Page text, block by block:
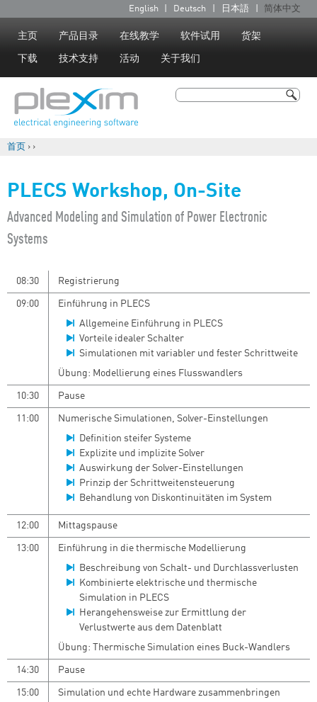
Jump to navigation
语
言
English Deutsch 日本語 简体中文
主页 产品目录 在线教学 软件试用 货架
下载 技术支持 活动 关于我们
搜索
首页 › ›
PLECS Workshop, On-Site
​Advanced Modeling and Simulation of Power Electronic
Systems
08:30 Registrierung
09:00
Einführung in PLECS
Allgemeine Einführung in PLECS
Vorteile idealer Schalter
Simulationen mit variabler und fester Schrittweite
Übung: Modellierung eines Flusswandlers
10:30 Pause
11:00
Numerische Simulationen, Solver-Einstellungen
Definition steifer Systeme
Explizite und implizite Solver
Auswirkung der Solver-Einstellungen
Prinzip der Schrittweitensteuerung
Behandlung von Diskontinuitäten im System
12:00 Mittagspause
13:00
Einführung in die thermische Modellierung
Beschreibung von Schalt- und Durchlassverlusten
Kombinierte elektrische und thermische
Simulation in PLECS
Herangehensweise zur Ermittlung der
Verlustwerte aus dem Datenblatt
Übung: Thermische Simulation eines Buck-Wandlers
14:30 Pause
15:00
Simulation und echte Hardware zusammenbringen